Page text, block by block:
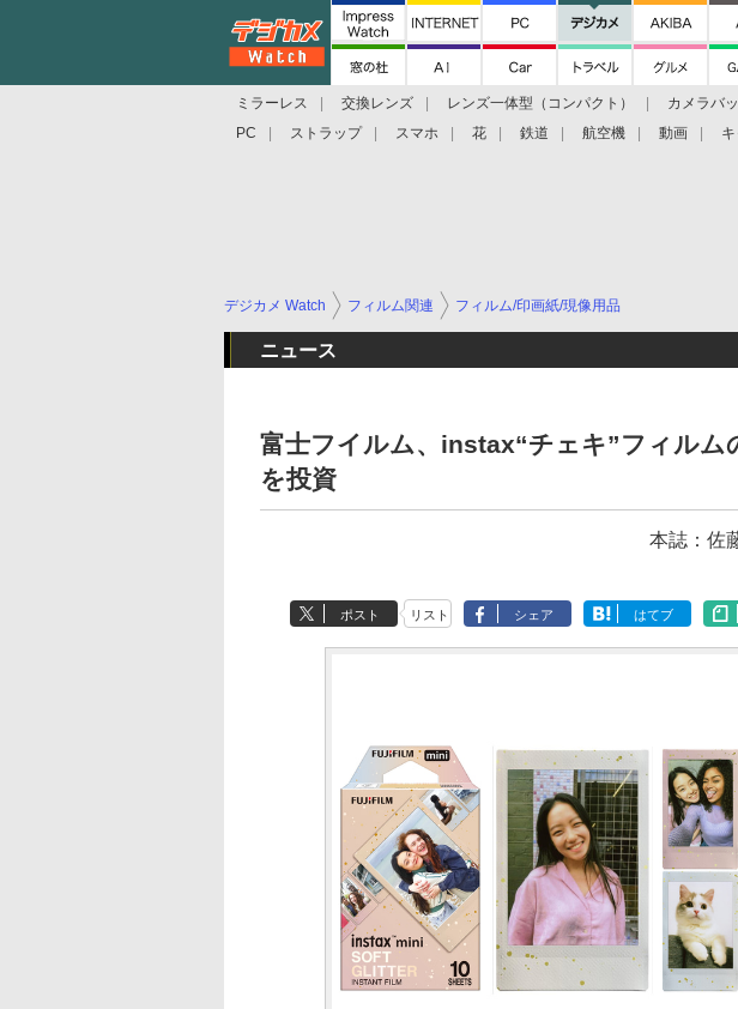
ミラーレス 交換レンズ レンズ一体型（コンパクト） カメラバ
PC
ストラップ スマホ 花 鉄道 航空機 動画
デジカメ Watch フィルム関連 フィルム/印画紙/現像用品
ニュース
富士フイルム、instax“チェキ”フィルム
を投資
本誌：佐
ポスト リスト シェア はてブ